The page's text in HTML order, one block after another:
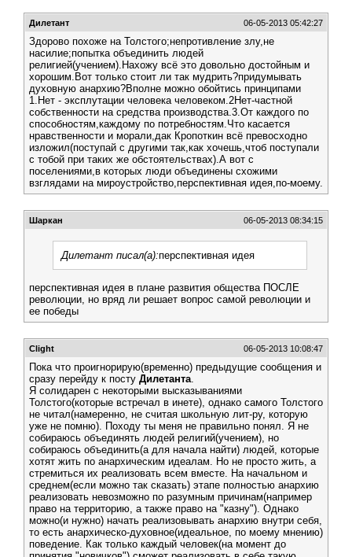
Дилетант 06-05-2013 05:42:27
Здорово похоже на Толстого;непротивление злу,не
насилие;попытка объединить людей
религией(учением).Нахожу всё это довольно достойным и
хорошим.Вот только стоит ли так мудрить?придумывать
духовную анархию?Вполне можно обойтись принципами
1.Нет - эксплутации человека человеком.2Нет-частной
собственности на средства производства.3.От каждого по
способностям,каждому по потребностям.Что касается
нравственности и морали,дак Кропоткин всё превосходно
изложил(поступай с другими так,как хочешь,чтоб поступали
с тобой при таких же обстоятельствах).А вот с
поселениями,в которых люди объединены схожими
взглядами на мироустройство,перспективная идея,по-моему.
Шаркан 06-05-2013 08:34:15
Дилетант писал(а):перспективная идея
перспективная идея в плане развития общества ПОСЛЕ
революции, но вряд ли решает вопрос самой революции и
ее победы
Clight 06-05-2013 10:08:47
Пока что проигнорирую(временно) предыдущие сообщения и
сразу перейду к посту Дилетанта.
Я солидарен с некоторыми высказываниями
Толстого(которые встречал в инете), однако самого Толстого
не читал(намеренно, не считая школьную лит-ру, которую
уже не помню). Походу ты меня не правильно понял. Я не
собираюсь объединять людей религий(учением), но
собираюсь объединить(а для начала найти) людей, которые
хотят жить по анархическим идеалам. Но не просто жить, а
стремиться их реализовать всем вместе. На начальном и
среднем(если можно так сказать) этапе полностью анархию
реализовать невозможно по разумным причинам(например
право на территорию, а также право на "казну"). Однако
можно(и нужно) начать реализовывать анархию внутри себя,
то есть анархическо-духовное(идеальное, по моему мнению)
поведение. Как только каждый человек(на момент до